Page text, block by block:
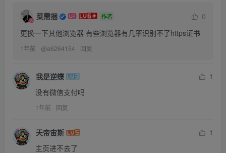
菜需捆 作者
0
更换一下其他浏览器 有些浏览器有几率识别不了https证书
1年前 @a6264154 回复
我是逆蝶
1
没有微信支付吗
1年前 回复
天帝宙斯
1
主页进不去了